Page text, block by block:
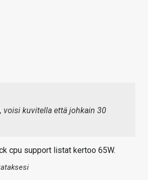
voisi kuvitella että johkain 30
cpu support listat kertoo 65W.